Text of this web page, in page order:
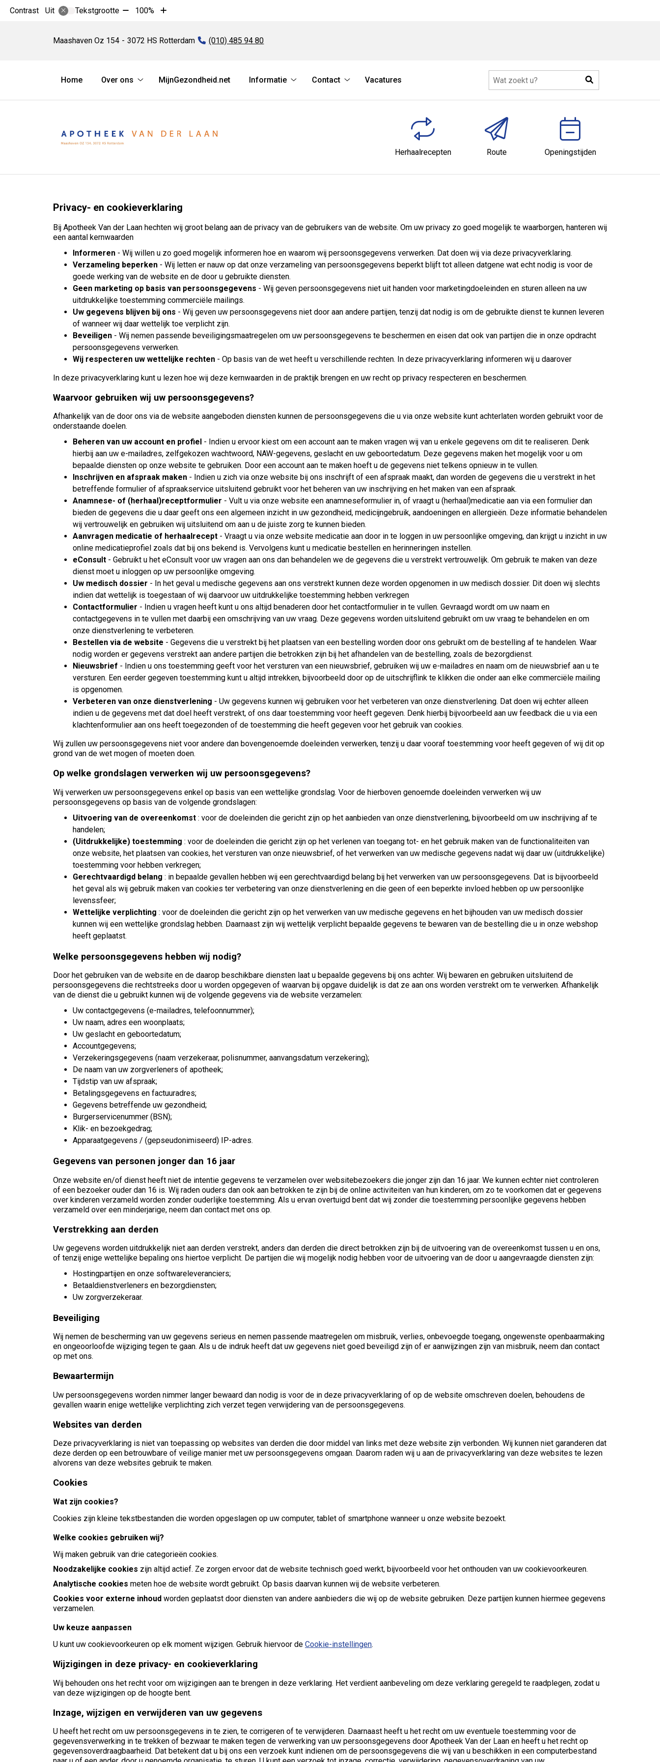
Contrast Uit Tekstgrootte Tekst
10%
100%
Tekst
10%
Maashaven Oz 154 3072 HS Rotterdam Tel:
(010) 485 94 80
Hoofdmenu
Home
Over ons
ons
MijnGezondheid.net
Informatie
submenu
Contact
submenu
Vacatures Zoeken
Herhaalrecepten Route Openingstijden
Privacy- en cookieverklaring
Bij Apotheek Van der Laan hechten wij groot belang aan de privacy van de gebruikers van de website. Om uw privacy zo goed mogelijk te waarborgen, hanteren wij
een aantal kernwaarden
Informeren - Wij willen u zo goed mogelijk informeren hoe en waarom wij persoonsgegevens verwerken. Dat doen wij via deze privacyverklaring.
Verzameling beperken - Wij letten er nauw op dat onze verzameling van persoonsgegevens beperkt blijft tot alleen datgene wat echt nodig is voor de
goede werking van de website en de door u gebruikte diensten.
Geen marketing op basis van persoonsgegevens - Wij geven persoonsgegevens niet uit handen voor marketingdoeleinden en sturen alleen na uw
uitdrukkelijke toestemming commerciële mailings.
Uw gegevens blijven bij ons - Wij geven uw persoonsgegevens niet door aan andere partijen, tenzij dat nodig is om de gebruikte dienst te kunnen leveren
of wanneer wij daar wettelijk toe verplicht zijn.
Beveiligen - Wij nemen passende beveiligingsmaatregelen om uw persoonsgegevens te beschermen en eisen dat ook van partijen die in onze opdracht
persoonsgegevens verwerken.
Wij respecteren uw wettelijke rechten - Op basis van de wet heeft u verschillende rechten. In deze privacyverklaring informeren wij u daarover
In deze privacyverklaring kunt u lezen hoe wij deze kernwaarden in de praktijk brengen en uw recht op privacy respecteren en beschermen.
Waarvoor gebruiken wij uw persoonsgegevens?
Afhankelijk van de door ons via de website aangeboden diensten kunnen de persoonsgegevens die u via onze website kunt achterlaten worden gebruikt voor de
onderstaande doelen.
Beheren van uw account en profiel - Indien u ervoor kiest om een account aan te maken vragen wij van u enkele gegevens om dit te realiseren. Denk
hierbij aan uw e-mailadres, zelfgekozen wachtwoord, NAW-gegevens, geslacht en uw geboortedatum. Deze gegevens maken het mogelijk voor u om
bepaalde diensten op onze website te gebruiken. Door een account aan te maken hoeft u de gegevens niet telkens opnieuw in te vullen.
Inschrijven en afspraak maken - Indien u zich via onze website bij ons inschrijft of een afspraak maakt, dan worden de gegevens die u verstrekt in het
betreffende formulier of afspraakservice uitsluitend gebruikt voor het beheren van uw inschrijving en het maken van een afspraak.
Anamnese- of (herhaal)receptformulier - Vult u via onze website een anamneseformulier in, of vraagt u (herhaal)medicatie aan via een formulier dan
bieden de gegevens die u daar geeft ons een algemeen inzicht in uw gezondheid, medicijngebruik, aandoeningen en allergieën. Deze informatie behandelen
wij vertrouwelijk en gebruiken wij uitsluitend om aan u de juiste zorg te kunnen bieden.
Aanvragen medicatie of herhaalrecept - Vraagt u via onze website medicatie aan door in te loggen in uw persoonlijke omgeving, dan krijgt u inzicht in uw
online medicatieprofiel zoals dat bij ons bekend is. Vervolgens kunt u medicatie bestellen en herinneringen instellen.
eConsult - Gebruikt u het eConsult voor uw vragen aan ons dan behandelen we de gegevens die u verstrekt vertrouwelijk. Om gebruik te maken van deze
dienst moet u inloggen op uw persoonlijke omgeving.
Uw medisch dossier - In het geval u medische gegevens aan ons verstrekt kunnen deze worden opgenomen in uw medisch dossier. Dit doen wij slechts
indien dat wettelijk is toegestaan of wij daarvoor uw uitdrukkelijke toestemming hebben verkregen
Contactformulier - Indien u vragen heeft kunt u ons altijd benaderen door het contactformulier in te vullen. Gevraagd wordt om uw naam en
contactgegevens in te vullen met daarbij een omschrijving van uw vraag. Deze gegevens worden uitsluitend gebruikt om uw vraag te behandelen en om
onze dienstverlening te verbeteren.
Bestellen via de website - Gegevens die u verstrekt bij het plaatsen van een bestelling worden door ons gebruikt om de bestelling af te handelen. Waar
nodig worden er gegevens verstrekt aan andere partijen die betrokken zijn bij het afhandelen van de bestelling, zoals de bezorgdienst.
Nieuwsbrief - Indien u ons toestemming geeft voor het versturen van een nieuwsbrief, gebruiken wij uw e-mailadres en naam om de nieuwsbrief aan u te
versturen. Een eerder gegeven toestemming kunt u altijd intrekken, bijvoorbeeld door op de uitschrijflink te klikken die onder aan elke commerciële mailing
is opgenomen.
Verbeteren van onze dienstverlening - Uw gegevens kunnen wij gebruiken voor het verbeteren van onze dienstverlening. Dat doen wij echter alleen
indien u de gegevens met dat doel heeft verstrekt, of ons daar toestemming voor heeft gegeven. Denk hierbij bijvoorbeeld aan uw feedback die u via een
klachtenformulier aan ons heeft toegezonden of de toestemming die heeft gegeven voor het gebruik van cookies.
Wij zullen uw persoonsgegevens niet voor andere dan bovengenoemde doeleinden verwerken, tenzij u daar vooraf toestemming voor heeft gegeven of wij dit op
grond van de wet mogen of moeten doen.
Op welke grondslagen verwerken wij uw persoonsgegevens?
Wij verwerken uw persoonsgegevens enkel op basis van een wettelijke grondslag. Voor de hierboven genoemde doeleinden verwerken wij uw
persoonsgegevens op basis van de volgende grondslagen:
Uitvoering van de overeenkomst : voor de doeleinden die gericht zijn op het aanbieden van onze dienstverlening, bijvoorbeeld om uw inschrijving af te
handelen;
(Uitdrukkelijke) toestemming : voor de doeleinden die gericht zijn op het verlenen van toegang tot- en het gebruik maken van de functionaliteiten van
onze website, het plaatsen van cookies, het versturen van onze nieuwsbrief, of het verwerken van uw medische gegevens nadat wij daar uw (uitdrukkelijke)
toestemming voor hebben verkregen;
Gerechtvaardigd belang : in bepaalde gevallen hebben wij een gerechtvaardigd belang bij het verwerken van uw persoonsgegevens. Dat is bijvoorbeeld
het geval als wij gebruik maken van cookies ter verbetering van onze dienstverlening en die geen of een beperkte invloed hebben op uw persoonlijke
levenssfeer;
Wettelijke verplichting : voor de doeleinden die gericht zijn op het verwerken van uw medische gegevens en het bijhouden van uw medisch dossier
kunnen wij een wettelijke grondslag hebben. Daarnaast zijn wij wettelijk verplicht bepaalde gegevens te bewaren van de bestelling die u in onze webshop
heeft geplaatst.
Welke persoonsgegevens hebben wij nodig?
Door het gebruiken van de website en de daarop beschikbare diensten laat u bepaalde gegevens bij ons achter. Wij bewaren en gebruiken uitsluitend de
persoonsgegevens die rechtstreeks door u worden opgegeven of waarvan bij opgave duidelijk is dat ze aan ons worden verstrekt om te verwerken. Afhankelijk
van de dienst die u gebruikt kunnen wij de volgende gegevens via de website verzamelen:
Uw contactgegevens (e-mailadres, telefoonnummer);
Uw naam, adres een woonplaats;
Uw geslacht en geboortedatum;
Accountgegevens;
Verzekeringsgegevens (naam verzekeraar, polisnummer, aanvangsdatum verzekering);
De naam van uw zorgverleners of apotheek;
Tijdstip van uw afspraak;
Betalingsgegevens en factuuradres;
Gegevens betreffende uw gezondheid;
Burgerservicenummer (BSN);
Klik- en bezoekgedrag;
Apparaatgegevens / (gepseudonimiseerd) IP-adres.
Gegevens van personen jonger dan 16 jaar
Onze website en/of dienst heeft niet de intentie gegevens te verzamelen over websitebezoekers die jonger zijn dan 16 jaar. We kunnen echter niet controleren
of een bezoeker ouder dan 16 is. Wij raden ouders dan ook aan betrokken te zijn bij de online activiteiten van hun kinderen, om zo te voorkomen dat er gegevens
over kinderen verzameld worden zonder ouderlijke toestemming. Als u ervan overtuigd bent dat wij zonder die toestemming persoonlijke gegevens hebben
verzameld over een minderjarige, neem dan contact met ons op.
Verstrekking aan derden
Uw gegevens worden uitdrukkelijk niet aan derden verstrekt, anders dan derden die direct betrokken zijn bij de uitvoering van de overeenkomst tussen u en ons,
of tenzij enige wettelijke bepaling ons hiertoe verplicht. De partijen die wij mogelijk nodig hebben voor de uitvoering van de door u aangevraagde diensten zijn:
Hostingpartijen en onze softwareleveranciers;
Betaaldienstverleners en bezorgdiensten;
Uw zorgverzekeraar.
Beveiliging
Wij nemen de bescherming van uw gegevens serieus en nemen passende maatregelen om misbruik, verlies, onbevoegde toegang, ongewenste openbaarmaking
en ongeoorloofde wijziging tegen te gaan. Als u de indruk heeft dat uw gegevens niet goed beveiligd zijn of er aanwijzingen zijn van misbruik, neem dan contact
op met ons.
Bewaartermijn
Uw persoonsgegevens worden nimmer langer bewaard dan nodig is voor de in deze privacyverklaring of op de website omschreven doelen, behoudens de
gevallen waarin enige wettelijke verplichting zich verzet tegen verwijdering van de persoonsgegevens.
Websites van derden
Deze privacyverklaring is niet van toepassing op websites van derden die door middel van links met deze website zijn verbonden. Wij kunnen niet garanderen dat
deze derden op een betrouwbare of veilige manier met uw persoonsgegevens omgaan. Daarom raden wij u aan de privacyverklaring van deze websites te lezen
alvorens van deze websites gebruik te maken.
Cookies
Wat zijn cookies?
Cookies zijn kleine tekstbestanden die worden opgeslagen op uw computer, tablet of smartphone wanneer u onze website bezoekt.
Welke cookies gebruiken wij?
Wij maken gebruik van drie categorieën cookies.
Noodzakelijke cookies zijn altijd actief. Ze zorgen ervoor dat de website technisch goed werkt, bijvoorbeeld voor het onthouden van uw cookievoorkeuren.
Analytische cookies meten hoe de website wordt gebruikt. Op basis daarvan kunnen wij de website verbeteren.
Cookies voor externe inhoud worden geplaatst door diensten van andere aanbieders die wij op de website gebruiken. Deze partijen kunnen hiermee gegevens
verzamelen.
Uw keuze aanpassen
U kunt uw cookievoorkeuren op elk moment wijzigen. Gebruik hiervoor de Cookie-instellingen.
Wijzigingen in deze privacy- en cookieverklaring
Wij behouden ons het recht voor om wijzigingen aan te brengen in deze verklaring. Het verdient aanbeveling om deze verklaring geregeld te raadplegen, zodat u
van deze wijzigingen op de hoogte bent.
Inzage, wijzigen en verwijderen van uw gegevens
U heeft het recht om uw persoonsgegevens in te zien, te corrigeren of te verwijderen. Daarnaast heeft u het recht om uw eventuele toestemming voor de
gegevensverwerking in te trekken of bezwaar te maken tegen de verwerking van uw persoonsgegevens door Apotheek Van der Laan en heeft u het recht op
gegevensoverdraagbaarheid. Dat betekent dat u bij ons een verzoek kunt indienen om de persoonsgegevens die wij van u beschikken in een computerbestand